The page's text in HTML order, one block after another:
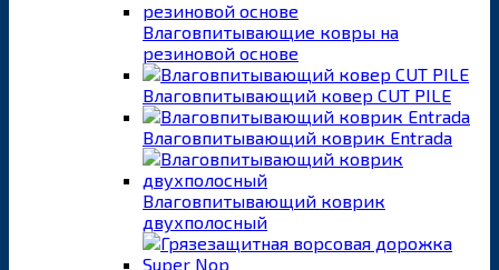
Влаговпитывающие ковры на
резиновой основе
Влаговпитывающий ковер CUT PILE
Влаговпитывающий коврик Entrada
Влаговпитывающий коврик
двухполосный